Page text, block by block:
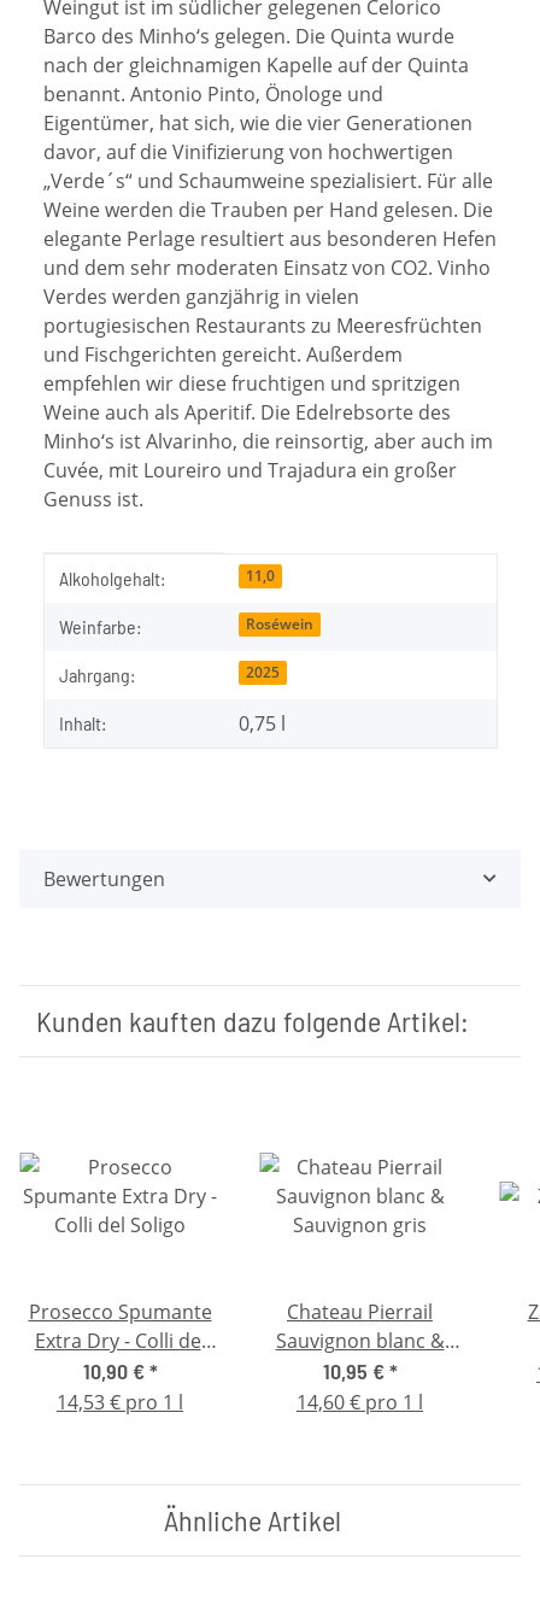
Weingut ist im südlicher gelegenen Celorico
Barco des Minho‘s gelegen. Die Quinta wurde
nach der gleichnamigen Kapelle auf der Quinta
benannt. Antonio Pinto, Önologe und
Eigentümer, hat sich, wie die vier Generationen
davor, auf die Vinifizierung von hochwertigen
„Verde´s“ und Schaumweine spezialisiert. Für alle
Weine werden die Trauben per Hand gelesen. Die
elegante Perlage resultiert aus besonderen Hefen
und dem sehr moderaten Einsatz von CO2. Vinho
Verdes werden ganzjährig in vielen
portugiesischen Restaurants zu Meeresfrüchten
und Fischgerichten gereicht. Außerdem
empfehlen wir diese fruchtigen und spritzigen
Weine auch als Aperitif. Die Edelrebsorte des
Minho‘s ist Alvarinho, die reinsortig, aber auch im
Cuvée, mit Loureiro und Trajadura ein großer
Genuss ist.
Produkteigenschaft
Wert
Alkoholgehalt: 11,0
Weinfarbe: Roséwein
Jahrgang: 2025
Inhalt: 0,75 l
Bewertungen
Kunden kauften dazu folgende Artikel:
Prosecco Spumante
Extra Dry - Colli del
Soligo
10,90 €*
14,53 € pro 1 l
Chateau Pierrail
Sauvignon blanc &
Sauvignon gris
10,95 €*
14,60 € pro 1 l
Ähnliche Artikel